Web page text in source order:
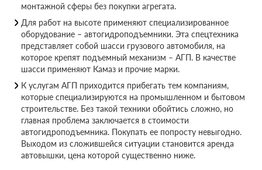
монтажной сферы без покупки агрегата.
Для работ на высоте применяют специализированное
оборудование – автогидроподъемники. Эта спецтехника
представляет собой шасси грузового автомобиля, на
которое крепят подъемный механизм – АГП. В качестве
шасси применяют Камаз и прочие марки.
К услугам АГП приходится прибегать тем компаниям,
которые специализируются на промышленном и бытовом
строительстве. Без такой техники обойтись сложно, но
главная проблема заключается в стоимости
автогидроподъемника. Покупать ее попросту невыгодно.
Выходом из сложившейся ситуации становится аренда
автовышки, цена которой существенно ниже.